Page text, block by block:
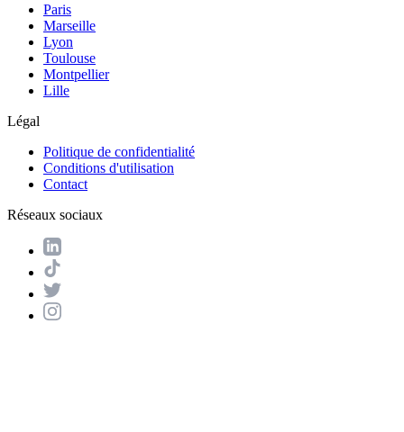
Paris
Marseille
Lyon
Toulouse
Montpellier
Lille
Légal
Politique de confidentialité
Conditions d'utilisation
Contact
Réseaux sociaux